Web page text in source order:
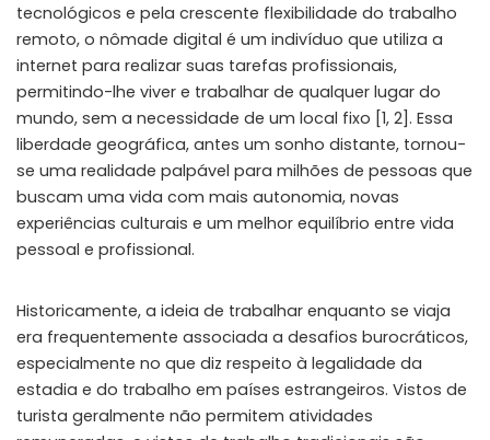
tecnológicos e pela crescente flexibilidade do trabalho
remoto, o nômade digital é um indivíduo que utiliza a
internet para realizar suas tarefas profissionais,
permitindo-lhe viver e trabalhar de qualquer lugar do
mundo, sem a necessidade de um local fixo [1, 2]. Essa
liberdade geográfica, antes um sonho distante, tornou-
se uma realidade palpável para milhões de pessoas que
buscam uma vida com mais autonomia, novas
experiências culturais e um melhor equilíbrio entre vida
pessoal e profissional.
Historicamente, a ideia de trabalhar enquanto se viaja
era frequentemente associada a desafios burocráticos,
especialmente no que diz respeito à legalidade da
estadia e do trabalho em países estrangeiros. Vistos de
turista geralmente não permitem atividades